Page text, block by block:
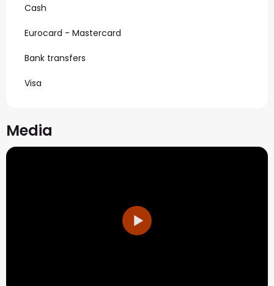
Cash
Eurocard - Mastercard
Bank transfers
Visa
Media